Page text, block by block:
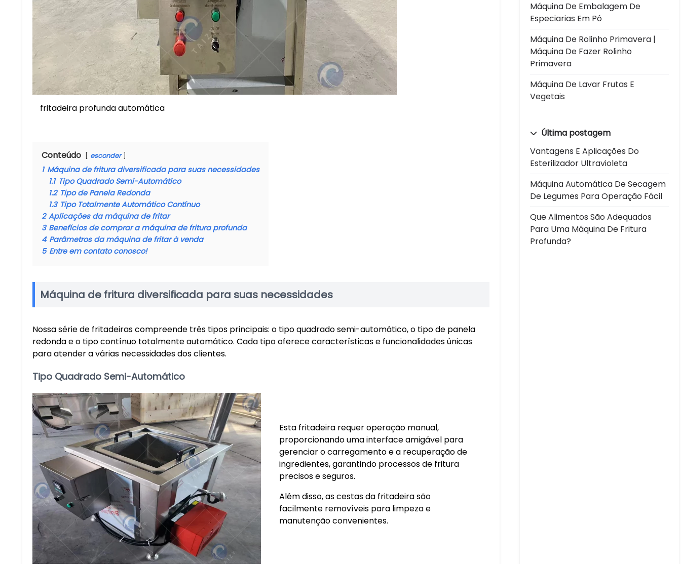
fritadeira profunda automática
Conteúdo esconder
1 Máquina de fritura diversificada para suas necessidades
1.1 Tipo Quadrado Semi-Automático
1.2 Tipo de Panela Redonda
1.3 Tipo Totalmente Automático Contínuo
2 Aplicações da máquina de fritar
3 Benefícios de comprar a máquina de fritura profunda
4 Parâmetros da máquina de fritar à venda
5 Entre em contato conosco!
Máquina de fritura diversificada para suas necessidades
Nossa série de fritadeiras compreende três tipos principais: o tipo quadrado semi-automático, o tipo de panela
redonda e o tipo contínuo totalmente automático. Cada tipo oferece características e funcionalidades únicas
para atender a várias necessidades dos clientes.
Tipo Quadrado Semi-Automático
Esta fritadeira requer operação manual,
proporcionando uma interface amigável para
gerenciar o carregamento e a recuperação de
ingredientes, garantindo processos de fritura
precisos e seguros.
Além disso, as cestas da fritadeira são
facilmente removíveis para limpeza e
manutenção convenientes.
Máquina De Embalagem De
Especiarias Em Pó
Máquina De Rolinho Primavera |
Máquina De Fazer Rolinho
Primavera
Máquina De Lavar Frutas E
Vegetais
Última postagem
Vantagens E Aplicações Do
Esterilizador Ultravioleta
Máquina Automática De Secagem
De Legumes Para Operação Fácil
Que Alimentos São Adequados
Para Uma Máquina De Fritura
Profunda?